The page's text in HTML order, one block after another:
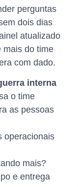
perguntas
dois dias
atualizado
mais do time
com dado.
interna
o time
as pessoas
operacionais
mais?
e entrega